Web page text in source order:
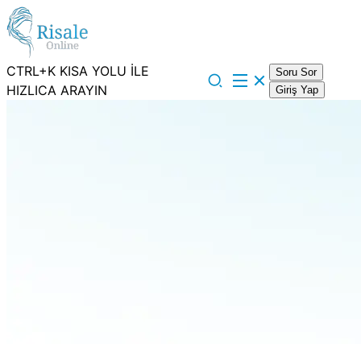
CTRL+K KISA YOLU İLE
HIZLICA ARAYIN
Soru Sor
Giriş Yap